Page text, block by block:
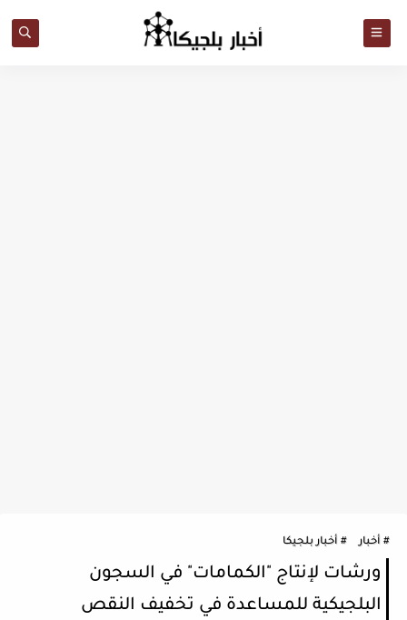
أخبار أخبار بلجيكا
ورشات لإنتاج "الكمامات" في السجون
البلجيكية للمساعدة في تخفيف النقص